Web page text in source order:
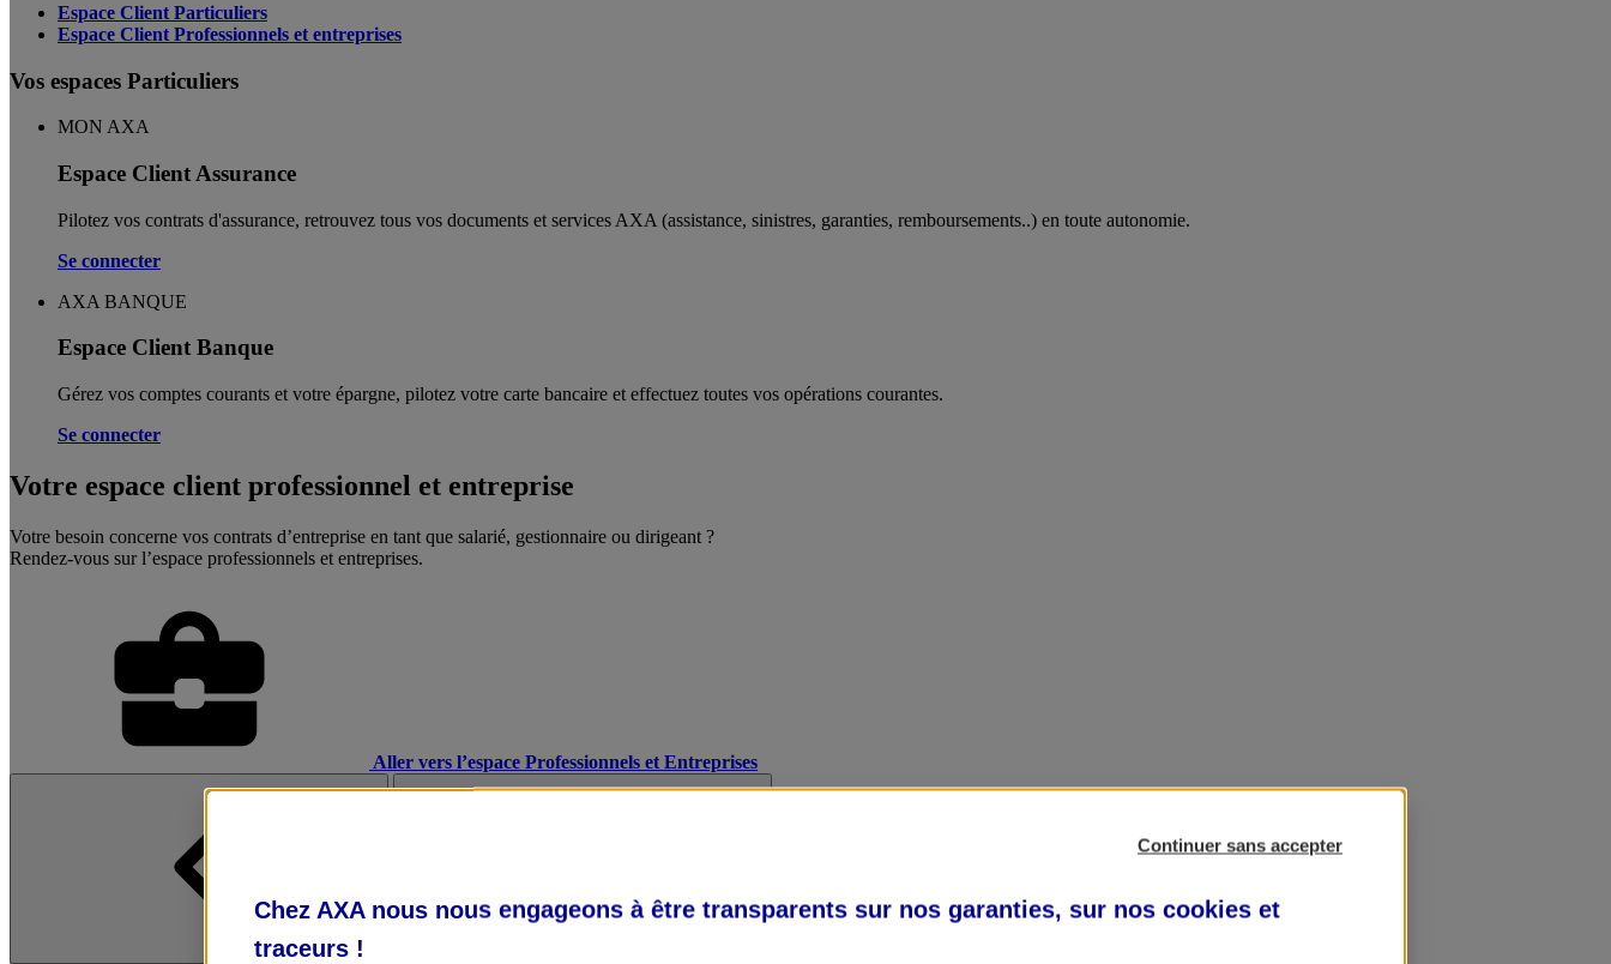
Espace Client Particuliers
Espace Client Professionnels et entreprises
Vos espaces Particuliers
MON AXA
Espace Client Assurance
Pilotez vos contrats d'assurance, retrouvez tous vos documents et services AXA (assistance, sinistres, garanties, remboursements..) en toute autonomie. ​
Se connecter
AXA BANQUE
Espace Client Banque
Gérez vos comptes courants et votre épargne, pilotez votre carte bancaire et effectuez toutes vos opérations courantes.
Se connecter
Votre espace client professionnel et entreprise
Votre besoin concerne vos contrats d’entreprise en tant que salarié, gestionnaire ou dirigeant ?
Rendez-vous sur l’espace professionnels et entreprises.
Aller vers l’espace Professionnels et Entreprises
Continuer sans accepter
Chez AXA nous nous engageons à être transparents sur nos garanties, sur nos cookies et
traceurs !